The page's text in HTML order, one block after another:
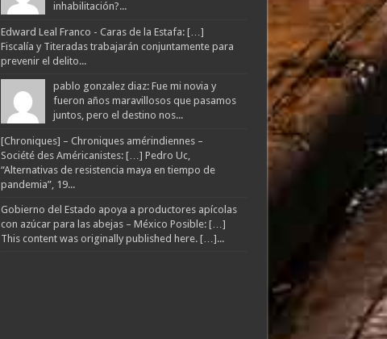
inhabilitación?...
Edward Leal Franco - Caras de la Estafa: […]
Fiscalía y Titeradas trabajarán conjuntamente para
prevenir el delito...
pablo gonzalez diaz: Fue mi novia y
fueron años maravillosos que pasamos
juntos, pero el destino nos...
[Chroniques] – Chroniques amérindiennes –
Société des Américanistes: […] Pedro Uc,
“Alternativas de resistencia maya en tiempo de
pandemia”, 19...
Gobierno del Estado apoya a productores apícolas
con azúcar para las abejas – México Posible: […]
This content was originally published here. […]...